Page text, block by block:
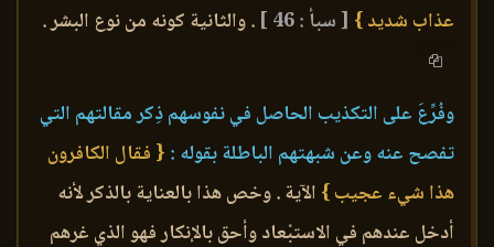
عذاب شديد } [ سبأ : 46 ] . والثانية كونه من نوع البشر .
وفُرِّعَ على التكذيب الحاصل في نفوسهم ذِكر مقالتهم التي
تفصح عنه وعن شبهتهم الباطلة بقوله : { فقال الكافرون
هذا شيء عجيب } الآية . وخص هذا بالعناية بالذكر لأنه
أدخل عندهم في الاستبْعاد وأحق بالإنكار فهو الذي غرهم